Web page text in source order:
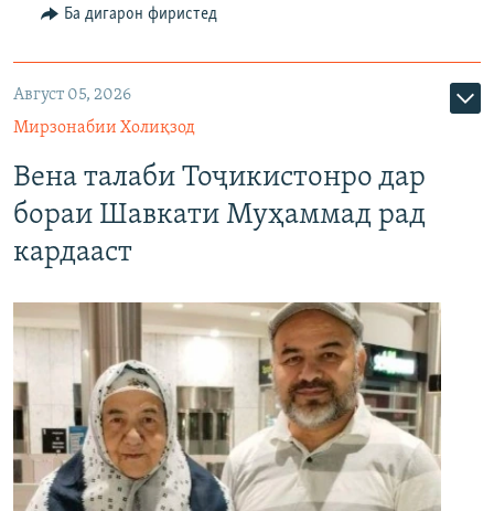
Ба дигарон фиристед
Август 05, 2026
Мирзонабии Холиқзод
Вена талаби Тоҷикистонро дар
бораи Шавкати Муҳаммад рад
кардааст